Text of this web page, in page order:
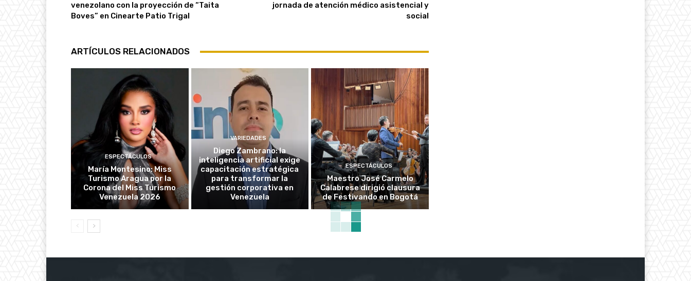
venezolano con la proyección de “Taita
Boves” en Cinearte Patio Trigal
jornada de atención médico asistencial y
social
ARTÍCULOS RELACIONADOS
ESPECTÁCULOS
María Montesino: Miss
Turismo Aragua por la
Corona del Miss Turismo
Venezuela 2026
VARIEDADES
Diego Zambrano: la
inteligencia artificial exige
capacitación estratégica
para transformar la
gestión corporativa en
Venezuela
ESPECTÁCULOS
Maestro José Carmelo
Calabrese dirigió clausura
de Festivando en Bogotá